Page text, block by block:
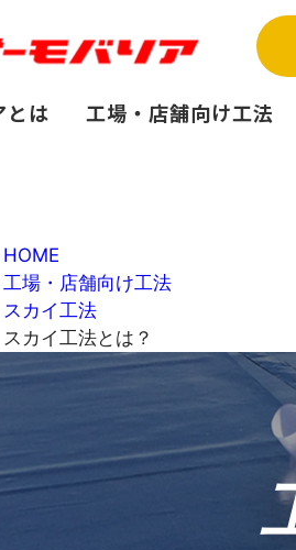
とは 工場・店舗向け工法
HOME
工場・店舗向け工法
スカイ工法
スカイ工法とは？